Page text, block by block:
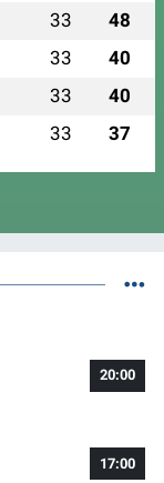
33 48
33 40
33 40
33 37
20:00
17:00